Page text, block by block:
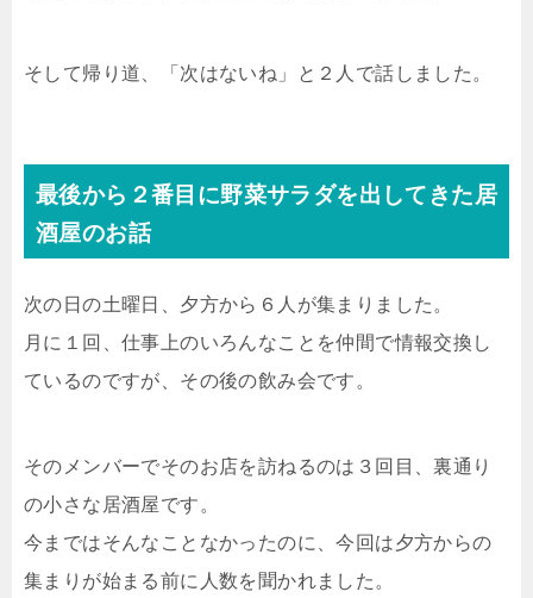
そして帰り道、「次はないね」と２人で話しました。
最後から２番目に野菜サラダを出してきた居
酒屋のお話
次の日の土曜日、夕方から６人が集まりました。
月に１回、仕事上のいろんなことを仲間で情報交換し
ているのですが、その後の飲み会です。
そのメンバーでそのお店を訪ねるのは３回目、裏通り
の小さな居酒屋です。
今まではそんなことなかったのに、今回は夕方からの
集まりが始まる前に人数を聞かれました。